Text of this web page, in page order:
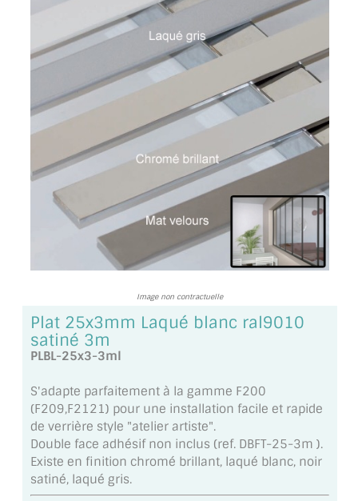
TOUS LES TARIFS AU M2
GUIDE : CHOIX PAR UTILISATION
INSPIRATIONS ET NOUVEAUTÉS
AMBIANCE LAITON BROSSÉ
MIROIRS VIEILLIS AMBIANCE BRASSERIE
MIROIR SUR MESURE
MIROIR VIEILLI
MIROIR POUR PORTE
MIROIR PAROI DE DOUCHE
MIROIR POUR SALLE DE SPORT
MIROIR POUR SALLE DE DANSE
Image non contractuelle
Plat 25x3mm Laqué blanc ral9010
satiné 3m
PLBL-25x3-3ml
S'adapte parfaitement à la gamme F200
(F209,F2121) pour une installation facile et rapide
de verrière style "atelier artiste".
Double face adhésif non inclus (ref. DBFT-25-3m ).
Existe en finition chromé brillant, laqué blanc, noir
satiné, laqué gris.